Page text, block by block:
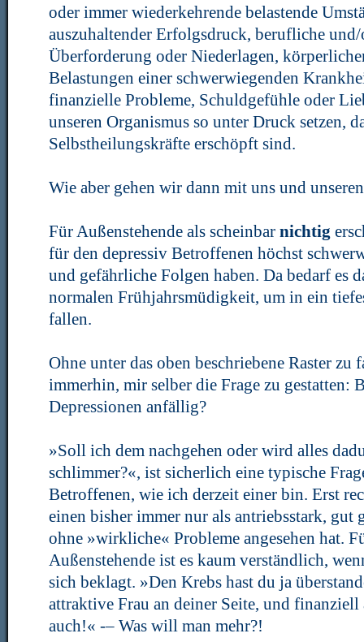
oder immer wiederkehrende belastende
auszuhaltender Erfolgsdruck, berufliche
Überforderung oder Niederlagen,
Belastungen einer schwerwiegenden
finanzielle Probleme, Schuldgefühle oder
unseren Organismus so unter Druck setzen,
Selbstheilungskräfte erschöpft sind.
Wie aber gehen wir dann mit uns und
Für Außenstehende als scheinbar nichtig
für den depressiv Betroffenen höchst
und gefährliche Folgen haben. Da bedarf es
normalen Frühjahrsmüdigkeit, um in ein
fallen.
Ohne unter das oben beschriebene Raster
immerhin, mir selber die Frage zu gestatten:
Depressionen anfällig?
»Soll ich dem nachgehen oder wird alles
schlimmer?«, ist sicherlich eine typische
Betroffenen, wie ich derzeit einer bin. Erst
einen bisher immer nur als antriebsstark, gut
ohne »wirkliche« Probleme angesehen hat.
Außenstehende ist es kaum verständlich,
sich beklagt. »Den Krebs hast du ja
attraktive Frau an deiner Seite, und finanziell
auch!« -– Was will man mehr?!